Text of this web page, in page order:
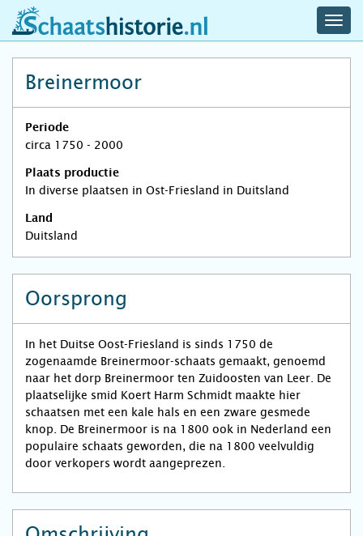
schaatshistorie.nl
Breinermoor
Periode
circa 1750 - 2000
Plaats productie
In diverse plaatsen in Ost-Friesland in Duitsland
Land
Duitsland
Oorsprong
In het Duitse Oost-Friesland is sinds 1750 de
zogenaamde Breinermoor-schaats gemaakt, genoemd
naar het dorp Breinermoor ten Zuidoosten van Leer. De
plaatselijke smid Koert Harm Schmidt maakte hier
schaatsen met een kale hals en een zware gesmede
knop. De Breinermoor is na 1800 ook in Nederland een
populaire schaats geworden, die na 1800 veelvuldig
door verkopers wordt aangeprezen.